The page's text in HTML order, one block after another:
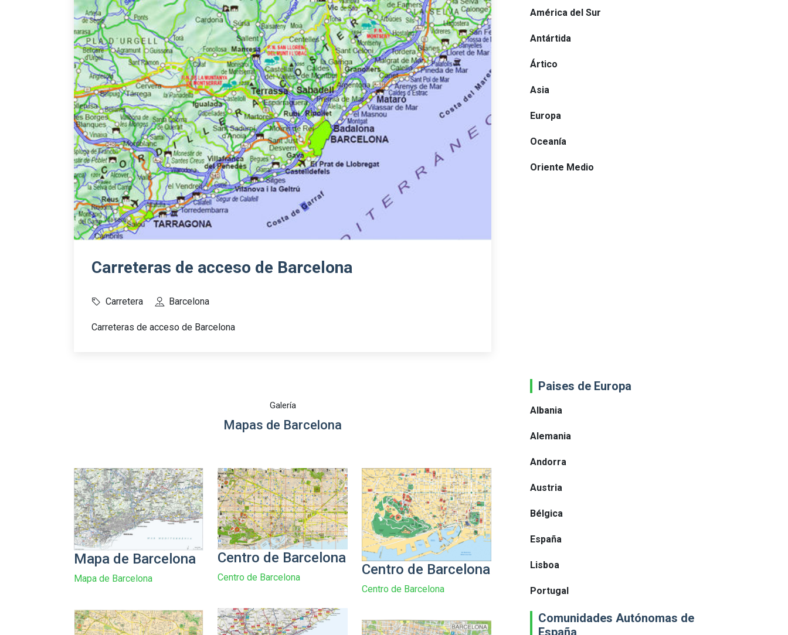
Carreteras de acceso de Barcelona
Carretera Barcelona
Carreteras de acceso de Barcelona
Galería
Mapas de Barcelona
Mapa de Barcelona
Mapa de Barcelona
Centro de Barcelona
Centro de Barcelona Centro de Barcelona
Centro de Barcelona
América del Sur
Antártida
Ártico
Asia
Europa
Oceanía
Oriente Medio
Paises de Europa
Albania
Alemania
Andorra
Austria
Bélgica
España
Lisboa
Portugal
Comunidades Autónomas de
España